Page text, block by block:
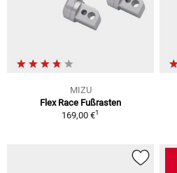
MIZU
Flex Race Fußrasten
169,00 €1